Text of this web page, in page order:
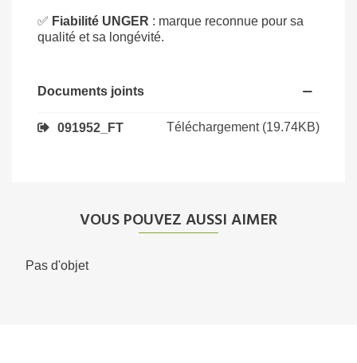
✅ Fiabilité UNGER : marque reconnue pour sa
qualité et sa longévité.
Documents joints
091952_FT Téléchargement (19.74KB)
VOUS POUVEZ AUSSI AIMER
Pas d'objet